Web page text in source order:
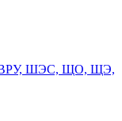
ВРУ, ШЭС, ЩО, ЩЭ,